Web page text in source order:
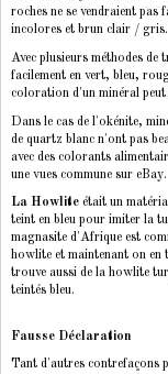
roches ne se vendraient pas
incolores et brun clair / gris.
Avec plusieurs méthodes de
facilement en vert, bleu,
coloration d'un minéral peut
Dans le cas de l'okénite,
de quartz blanc n'ont pas
avec des colorants
une vues commune sur eBay.
La Howliteétait un
teint en bleu pour imiter la
magnasite d'Afrique est
howlite et maintenant on
trouve aussi de la howlite
teintés bleu.
Fausse Déclaration
Tant d'autres contrefaçons